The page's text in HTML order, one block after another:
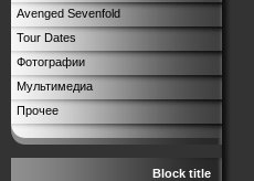
Avenged Sevenfold
Tour Dates
Фотографии
Мультимедиа
Прочее
Block title